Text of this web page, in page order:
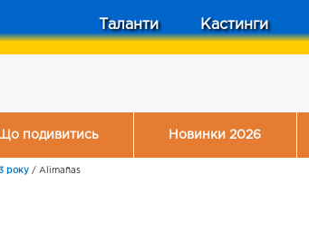
Таланти Кастинги
Що подивитись Новинки 2026
року / Alimañas